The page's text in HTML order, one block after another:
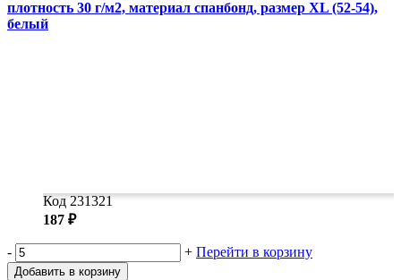
плотность 30 г/м2, материал спанбонд, размер XL (52-54),
белый
Код 231321
187 ₽
- + Перейти в корзину
Добавить в корзину